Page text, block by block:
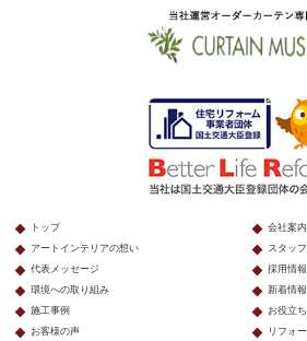
トップ
アートインテリアの想い
代表メッセージ
環境への取り組み
施工事例
お客様の声
会社案内
スタッ
採用情報
新着情報
お役立
リフォ